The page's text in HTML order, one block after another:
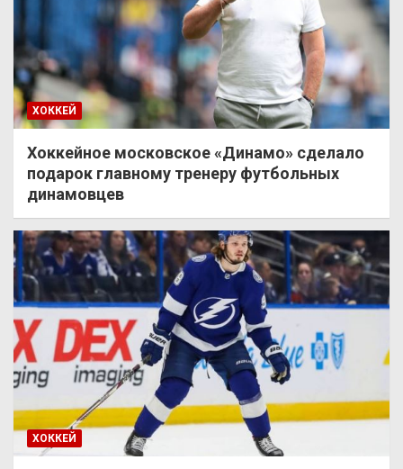
ХОККЕЙ
Хоккейное московское «Динамо» сделало
подарок главному тренеру футбольных
динамовцев
ХОККЕЙ